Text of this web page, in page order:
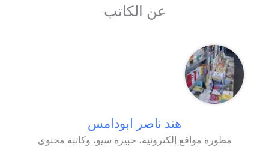
عن الكاتب
هند ناصر ابودامس
مطورة مواقع إلكترونية، خبيرة سيو، وكاتبة محتوى